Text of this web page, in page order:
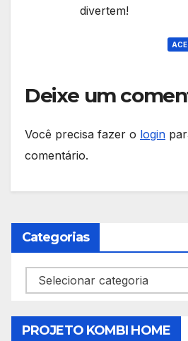
divertem!
Deixe um
Você precisa fazer o login
comentário.
Categorias
Categorias
PROJETO KOMBI HOME